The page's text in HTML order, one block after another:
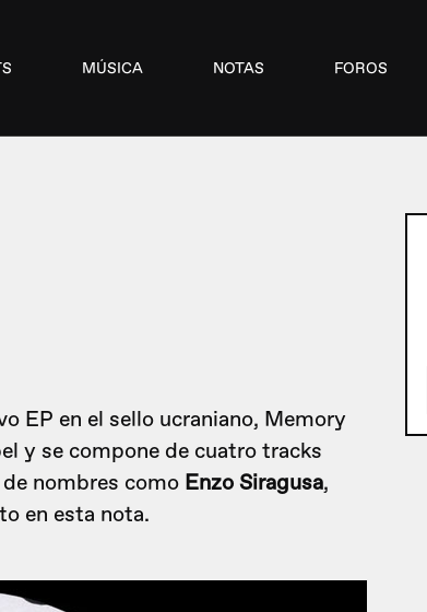
MÚSICA NOTAS FOROS
EP en el sello ucraniano, Memory
y se compone de cuatro tracks
nombres como Enzo Siragusa,
en esta nota.